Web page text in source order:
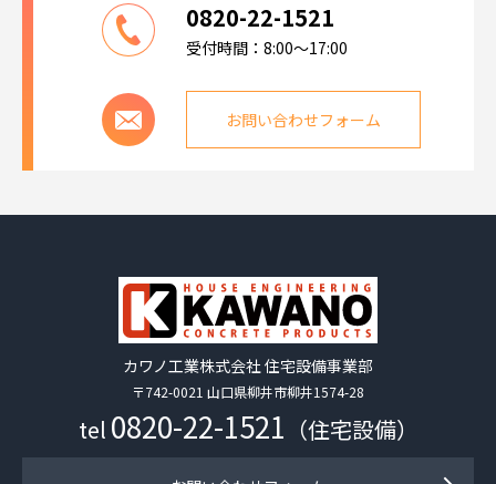
0820-22-1521
受付時間：8:00～17:00
お問い合わせフォーム
カワノ工業株式会社 住宅設備事業部
〒742-0021 山口県柳井市柳井1574-28
tel 0820-22-1521 （住宅設備）